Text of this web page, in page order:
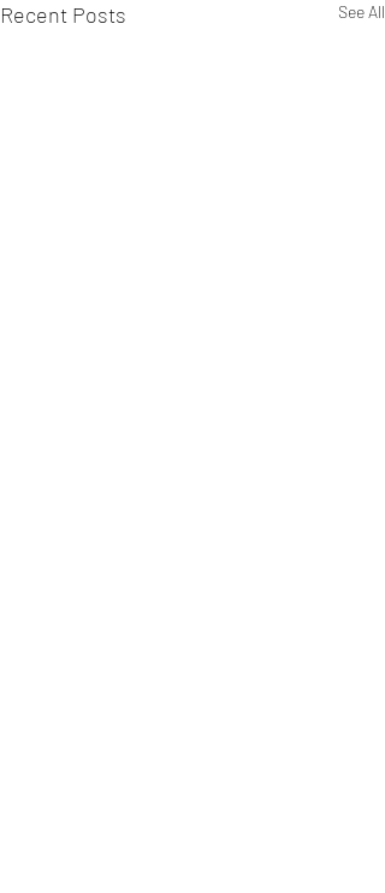
Recent Posts See All